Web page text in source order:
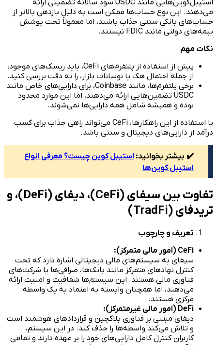
استیبل‌کوین‌هایی مانند USDC سود سالانه تضمینی ارائه
می‌دهند. این نوع حساب‌ها ممکن است به دلیل بازدهی بالاتر از
حساب‌های بانکی سنتی جذاب باشند، اما معمولاً تحت پوشش
بیمه‌های دولتی مانند FDIC نیستند.
نکات مهم
پیش از استفاده از پلتفرم‌های CeFi، باید ریسک‌های موجود،
از جمله احتمال هک یا نوسانات بازار، را به دقت بررسی کنید.
برخی پلتفرم‌ها، مانند Coinbase، برای دارایی‌های خاص مانند
USDC تضمین‌هایی ارائه می‌دهند، اما این موارد محدود
بوده و همیشه شامل همه دارایی‌ها نمی‌شوند.
با استفاده از این راهکارها، CeFi می‌تواند راهی جذاب برای کسب
درآمد از دارایی‌های دیجیتال و سنتی باشد.
✔️ بیشتر بخوانید: استیبل کوین چیست؟ معرفی انواع
استیبل کوین‌ها
تفاوت بین سیفای (CeFi)، دیفای (DeFi)، و
تریدفای (TradFi)
تعریف و چارچوب
CeFi ( امور مالی متمرکز):
سیفای به سیستم‌های مالی دیجیتالی اشاره دارد که تحت
کنترل نهادهای متمرکز مانند بانک‌ها، صرافی‌ها یا شرکت‌های
فناوری مالی هستند. این سیستم‌ها شفافیت و امنیت ارائه
می‌دهند، اما همچنان وابسته به اعتماد به یک واسطه
مرکزی هستند.
DeFi ( امور مالی غیرمتمرکز):
دیفای مبتنی بر فناوری بلاکچین و قراردادهای هوشمند است
و تلاش می‌کند واسطه‌ها را حذف کند. در این سیستم،
کاربران کنترل کامل دارایی‌های خود را بر عهده دارند و تمامی